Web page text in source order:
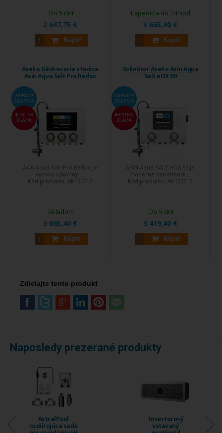
2 647,75 €
Kúpiť
Do 5 dní
3 665,40 €
Kúpiť
Expedícia do 24 hod.
Aseko Dávkovacia stanica
Asin Aqua Salt Pro Redox
DOPRAVA
ZDARMA
EXTRA
ZĽAVA
Asin Aqua Salt Pro Redox je
vysoko výkonný ...
Kód produktu:AK134512
3 665,40 €
Kúpiť
Skladom
Solinátor Aseko Asin Aqua
Salt eOX 50
DOPRAVA
ZDARMA
EXTRA
ZĽAVA
ASIN Aqua SALT eOX 50 je
moderné zariadenie ...
Kód produktu:AK133013
3 419,40 €
Kúpiť
Do 5 dní
Zdielajte tento produkt
Naposledy prezerané produkty
Invertorový
vstavaný
Invertorový
vstavaný